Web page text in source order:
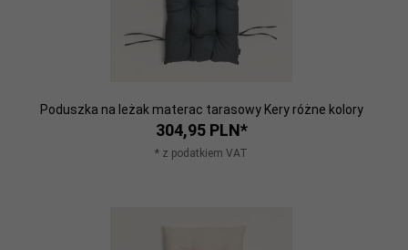
Poduszka na leżak materac tarasowy Kery różne kolory
304,95 PLN*
* z podatkiem VAT